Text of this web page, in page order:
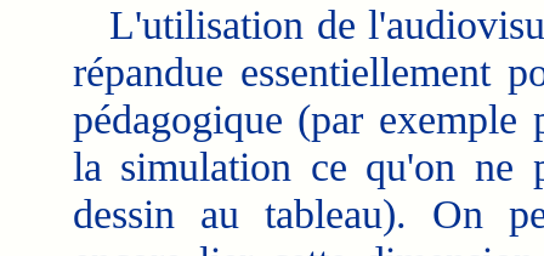
L'utilisation de
répandue essentiellement
pédagogique (par
la simulation ce qu'on ne
dessin au tableau). On